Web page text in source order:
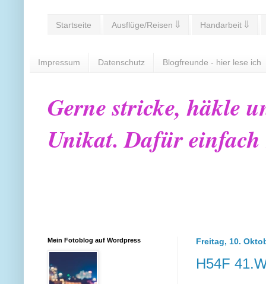
Startseite Ausflüge/Reisen ⇓ Handarbeit ⇓
Impressum Datenschutz Blogfreunde - hier lese ich
Gerne stricke, häkle
Unikat. Dafür
Freitag, 10.
H54F
Mein Fotoblog auf Wordpress